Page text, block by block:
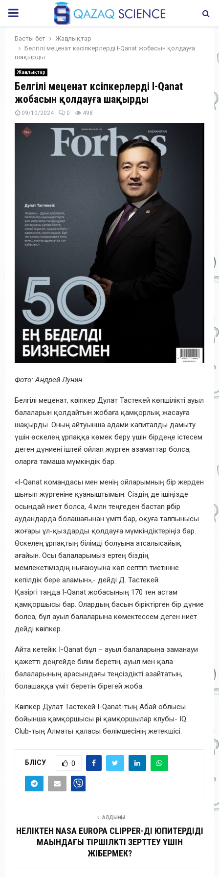
PRIMARY
MENU
Басты бет
Жаңалықтар
Белгілі меценат кәсіпкерлерді I-Qanat жобасын қолдауға
шақырды
Жаңалықтар
Белгілі меценат кәсіпкерлерді I-Qanat
жобасын қолдауға шақырды
09/10/2024 0 498
Фото: Андрей Лунин
Белгілі меценат, кәсіпкер Дулат Тастекей көпшілікті ауыл
балаларын қолдайтын жобаға қамқорлық жасауға
шақырды. Оның айтуынша адами капиталды дамыту
үшін өскелең ұрпаққа көмек беру үшін бірдеңе істесем
деген дүниені іштей ойлап жүрген азаматтар болса,
оларға тамаша мүмкіндік бар.
«I-Qanat командасы мен менің ойларымның бір жерден
шығып жүргеніне қуаныштымын. Сіздің де ішіңізде
осындай ниет болса, 4 млн теңгеден бастап әрбір
аудандарда болашағынан үміті бар, оқуға талпынысы
жоғары ұл-қыздарды қолдауға мүмкіндіктеріңіз бар.
Өскелең ұрпақтың білімді болуына атсалысайық
ағайын. Осы балаларымыз ертең біздің
мемлекетіміздің нығаюуына көп септігі тиетініне
кепілдік бере аламын»,- дейді Д. Тастекей.
Қазіргі таңда I-Qanat жобасының 170 тен астам
қамқоршысы бар. Олардың басын біріктірген бір дүние
болса, бұл ауыл балаларына көмектессем деген ниет
дейді кәсіпкер.
Айта кетейік I-Qanat бұл – ауыл балаларына заманауи
қажетті деңгейде білім беретін, ауыл мен қала
балаларының арасындағы теңсіздікті азайтатын,
болашаққа үміт беретін бірегей жоба.
Кәсіпкер Дулат Тастекей I-Qanat-тың Абай облысы
бойынша қамқоршысы әрі қамқоршылар клубы- IQ
Club-тың Алматы қаласы бөлімшесінің жетекшісі.
БӨЛІСУ 0
АЛДЫҢҒЫ
НЕЛІКТЕН NASA EUROPA CLIPPER-ДІ ЮПИТЕРДІДІҢ
МАҢЫНДАҒЫ ТІРШІЛКТІ ЗЕРТТЕУ ҮШІН
ЖІБЕРМЕК?